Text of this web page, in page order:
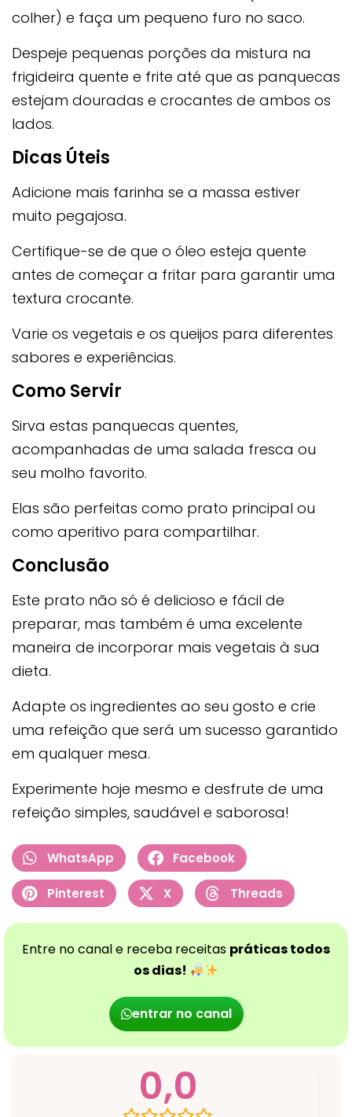
colher) e faça um pequeno furo no saco.
Despeje pequenas porções da mistura na
frigideira quente e frite até que as panquecas
estejam douradas e crocantes de ambos os
lados.
Dicas Úteis
Adicione mais farinha se a massa estiver
muito pegajosa.
Certifique-se de que o óleo esteja quente
antes de começar a fritar para garantir uma
textura crocante.
Varie os vegetais e os queijos para diferentes
sabores e experiências.
Como Servir
Sirva estas panquecas quentes,
acompanhadas de uma salada fresca ou
seu molho favorito.
Elas são perfeitas como prato principal ou
como aperitivo para compartilhar.
Conclusão
Este prato não só é delicioso e fácil de
preparar, mas também é uma excelente
maneira de incorporar mais vegetais à sua
dieta.
Adapte os ingredientes ao seu gosto e crie
uma refeição que será um sucesso garantido
em qualquer mesa.
Experimente hoje mesmo e desfrute de uma
refeição simples, saudável e saborosa!
WhatsApp Facebook
Pinterest X Threads
Entre no canal e receba receitas práticas todos
os dias!
entrar no canal
0,0